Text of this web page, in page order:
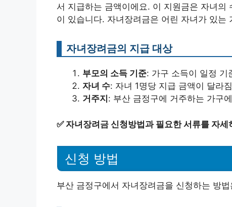
서 지급하는 금액이에요. 이 지원금은 자녀
이 있습니다. 자녀장려금은 어린 자녀가 있는
자녀장려금의 지급 대상
부모의 소득 기준: 가구 소득이 일정 기
자녀 수: 자녀 1명당 지급 금액이 달라
거주지 : 부산 금정구에 거주하는 가구
✅ 자녀장려금 신청방법과 필요한 서류를 자세
신청 방법
부산 금정구에서 자녀장려금을 신청하는 방